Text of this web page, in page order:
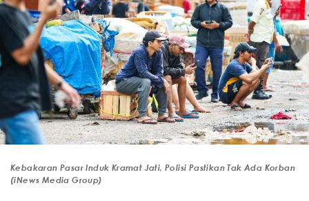
Kebakaran Pasar Induk Kramat Jati, Polisi Pastikan Tak Ada Korban
(iNews Media Group)